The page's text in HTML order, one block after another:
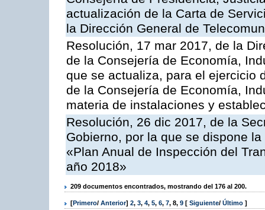
actualización de la Carta de
la Dirección General de
Resolución, 17 mar 2017, de la
de la Consejería de Economía,
que se actualiza, para el ejercicio
de la Consejería de Economía,
materia de instalaciones y
Resolución, 26 dic 2017, de la
Gobierno, por la que se dispone
«Plan Anual de Inspección del
año 2018»
209 documentos encontrados, mostrando del 176 al 200.
[Primero/ Anterior] 2, 3, 4, 5, 6, 7, 8, 9 [ Siguiente/ Último ]